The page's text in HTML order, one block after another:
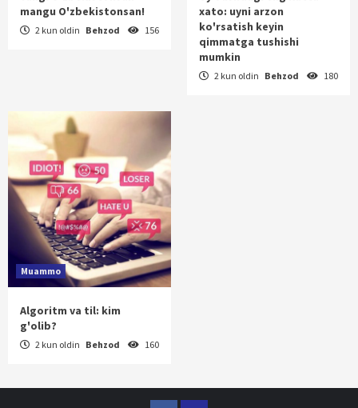
mangu O'zbekistonsan!
2 kun oldin Behzod 156
xato: uyni arzon
ko'rsatish keyin
qimmatga tushishi
mumkin
2 kun oldin Behzod 180
Muammo
Algoritm va til: kim
g'olib?
2 kun oldin Behzod 160